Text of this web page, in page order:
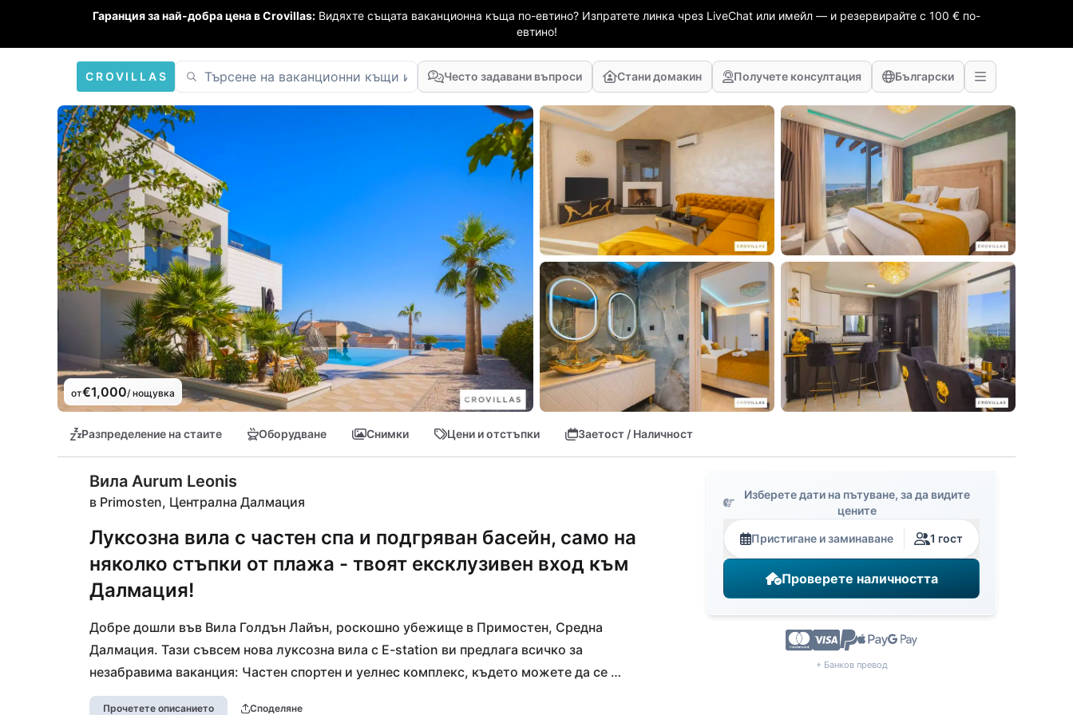
Гаранция за най-добра цена в Crovillas: Видяхте същата ваканционна къща по-евтино? Изпратете линка чрез LiveChat или имейл — и резервирайте с 100 € по-
евтино!
CROVILLAS Често задавани въпроси Стани домакин Получете консултация Български
от€1,000/ нощувка
Разпределение на стаите Оборудване Снимки Цени и отстъпки Заетост / Наличност
Вила Aurum Leonis
в Primosten, Централна Далмация
Луксозна вила с частен спа и подгряван басейн, само на
няколко стъпки от плажа - твоят ексклузивен вход към
Далмация!
Добре дошли във Вила Голдън Лайън, роскошно убежище в Примостен, Средна
Далмация. Тази съвсем нова луксозна вила с E-station ви предлага всичко за
незабравима ваканция: Частен спортен и уелнес комплекс, където можете да се
отпуснете, докато се наслаждавате на забележителната гледка към морето в
Прочетете описанието Споделяне
Изберете дати на пътуване, за да видите
цените
Пристигане и заминаване 1 гост
Проверете наличността
+ Банков превод